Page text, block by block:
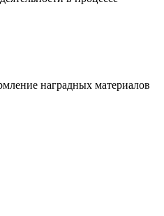
наградных материалов